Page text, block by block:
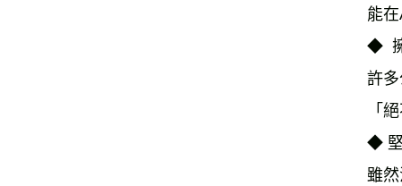
能
◆
許
「
◆ 堅
雖